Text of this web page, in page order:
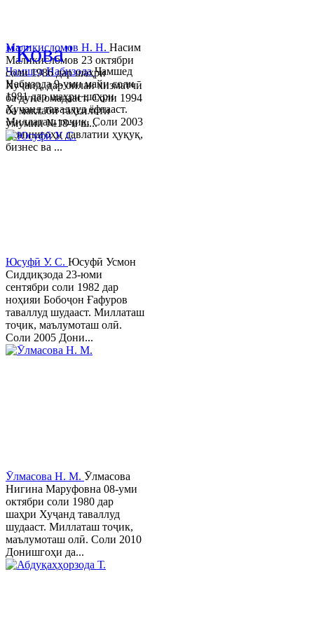
Ҷамшед НабизодаҶамшед
Набизода 9-уми майи соли
1981 дар шаҳри шаҳри
Хуҷанд таваллуд ёфтааст.
Миллаташ тоҷик. Соли 2003
Донишгоҳи давлатии ҳуқуқ,
бизнес ва ...
Маликисломов Н. Н. Насим
Маликисломов 23 октябри
соли 1986 дар шаҳри
Хуҷанд, дар оилаи хизматчӣ
ба дунё омадааст. Соли 1994
ба мактаби таҳсилоти
умумии №18-и ш...
Юсуфӣ У. C. Юсуфӣ Усмон
Сиддиқзода 23-юми
сентябри соли 1982 дар
ноҳияи Бобоҷон Ғафуров
таваллуд шудааст. Миллаташ
тоҷик, маълумоташ олӣ.
Соли 2005 Дони...
Ӯлмасова Н. М. Ӯлмасова
Нигина Маруфовна 08-уми
октябри соли 1980 дар
шаҳри Хуҷанд таваллуд
шудааст. Миллаташ тоҷик,
маълумоташ олӣ. Соли 2010
Донишгоҳи да...
"Кова"